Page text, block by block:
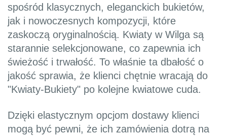
spośród klasycznych, eleganckich bukietów,
jak i nowoczesnych kompozycji, które
zaskoczą oryginalnością. Kwiaty w Wilga są
starannie selekcjonowane, co zapewnia ich
świeżość i trwałość. To właśnie ta dbałość o
jakość sprawia, że klienci chętnie wracają do
"Kwiaty-Bukiety" po kolejne kwiatowe cuda.
Dzięki elastycznym opcjom dostawy klienci
mogą być pewni, że ich zamówienia dotrą na